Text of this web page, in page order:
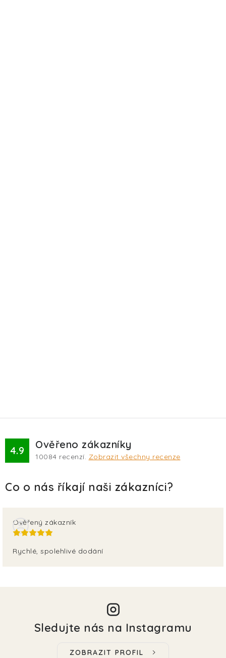
4.9 Ověřeno zákazníky
10084 recenzí. Zobrazit všechny recenze
Ověřený zákazník
Rychlé, spolehlivé dodání
Sledujte nás na Instagramu
ZOBRAZIT PROFIL